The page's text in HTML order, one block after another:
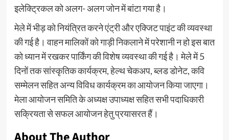
इलेक्ट्रिकल को अलग- अलग जोन में बांटा गया है।
मेले में भीड़ को नियंत्रित करने एंट्री और एक्जिट पाइंट की व्यवस्था
की गई है। वाहन मालिकों को गाड़ी निकलाने में परेशानी न हो इस बात
को ध्यान में रखकर पार्किंग की विशेष व्यवस्था की गई है। मेले में 5
दिनों तक सांस्कृतिक कार्यक्रम, हेल्थ चेकअप, ब्लड डोनेट, कवि
सम्मेलन सहित अन्य विविध कार्यक्रम का आयोजन किया जाएगा।
मेला आयोजन समिति के अध्यक्ष उपाध्यक्ष सहित सभी पदाधिकारी
सक्रियता से सफल आयोजन हेतु प्रयासरत हैं।